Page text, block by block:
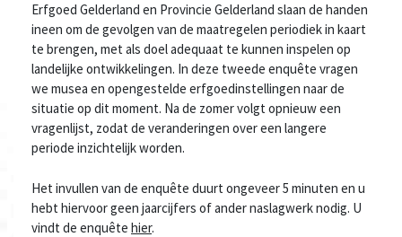
Erfgoed Gelderland en Provincie Gelderland slaan de handen
ineen om de gevolgen van de maatregelen periodiek in kaart
te brengen, met als doel adequaat te kunnen inspelen op
landelijke ontwikkelingen. In deze tweede enquête vragen
we musea en opengestelde erfgoedinstellingen naar de
situatie op dit moment. Na de zomer volgt opnieuw een
vragenlijst, zodat de veranderingen over een langere
periode inzichtelijk worden.
Het invullen van de enquête duurt ongeveer 5 minuten en u
hebt hiervoor geen jaarcijfers of ander naslagwerk nodig. U
vindt de enquête hier.